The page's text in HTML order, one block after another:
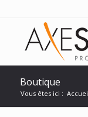
Boutique
Vous êtes ici :